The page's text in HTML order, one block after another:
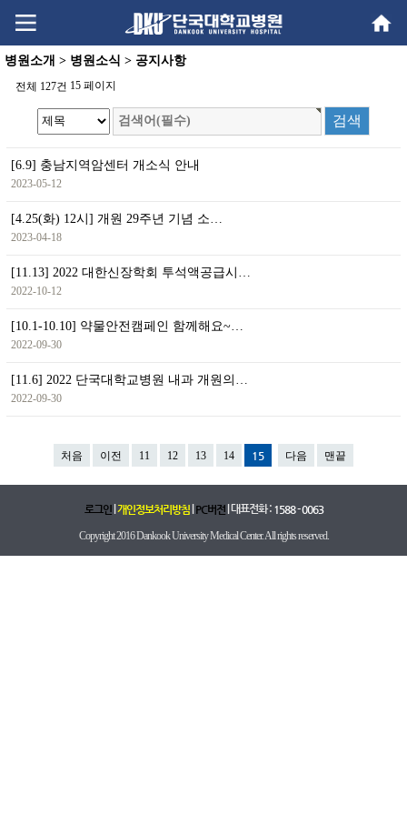
content
menu
병원소개 > 병원소식 > 공지사항
전체 127건 15 페이지
[6.9] 충남지역암센터 개소식 안내
2023-05-12
[4.25(화) 12시] 개원 29주년 기념 소…
2023-04-18
[11.13] 2022 대한신장학회 투석액공급시…
2022-10-12
[10.1-10.10] 약물안전캠페인 함께해요~…
2022-09-30
[11.6] 2022 단국대학교병원 내과 개원의…
2022-09-30
처음 이전 11 12 13 14 15 다음 맨끝
로그인|개인정보처리방침|PC버전| 대표전화 : 1588 - 0063
Copyright 2016 Dankook University Medical Center. All rights reserved.